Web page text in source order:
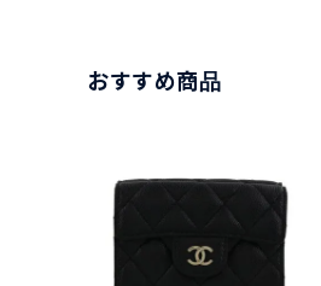
おすすめ商品